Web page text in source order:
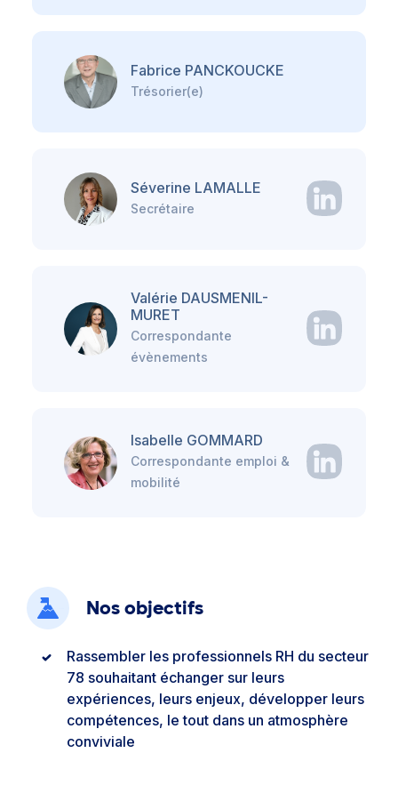
Fabrice PANCKOUCKE
Trésorier(e)
Séverine LAMALLE
Secrétaire
Valérie DAUSMENIL-
MURET
Correspondante
évènements
Isabelle GOMMARD
Correspondante emploi &
mobilité
Nos objectifs
Rassembler les professionnels RH du secteur
78 souhaitant échanger sur leurs
expériences, leurs enjeux, développer leurs
compétences, le tout dans un atmosphère
conviviale